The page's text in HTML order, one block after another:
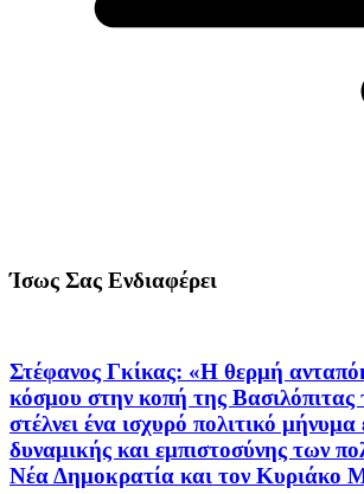
Ίσως Σας Ενδιαφέρει
Στέφανος Γκίκας: «Η θερμή
κόσμου στην κοπή της
στέλνει ένα ισχυρό πολιτικό μήνυμα
δυναμικής και εμπιστοσύνης των
Νέα Δημοκρατία και τον Κυριάκο